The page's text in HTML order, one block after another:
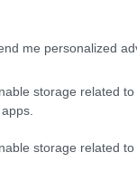
me personalized
storage related
storage related